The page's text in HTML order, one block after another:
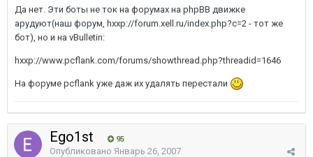
Да нет. Эти боты не ток на форумах на phpBB движке
арудуют(наш форум, hxxp://forum.xell.ru/index.php?c=2 - тот же
бот), но и на vBulletin:
hxxp://www.pcflank.com/forums/showthread.php?threadid=1646
На форуме pcflank уже даж их удалять перестали
Ego1st 95
Опубликовано Январь 26, 2007